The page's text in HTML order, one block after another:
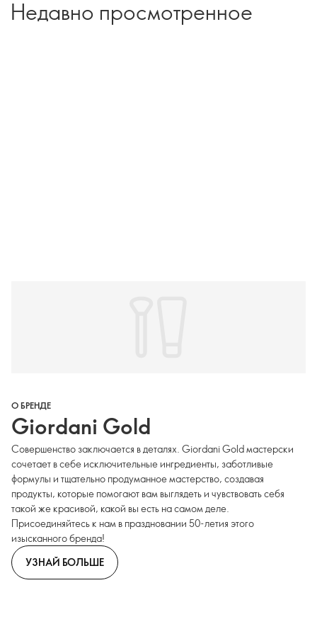
Недавно просмотренное
О БРЕНДЕ
Giordani Gold
Совершенство заключается в деталях. Giordani Gold мастерски
сочетает в себе исключительные ингредиенты, заботливые
формулы и тщательно продуманное мастерство, создавая
продукты, которые помогают вам выглядеть и чувствовать себя
такой же красивой, какой вы есть на самом деле.
Присоединяйтесь к нам в праздновании 50-летия этого
изысканного бренда!
УЗНАЙ БОЛЬШЕ